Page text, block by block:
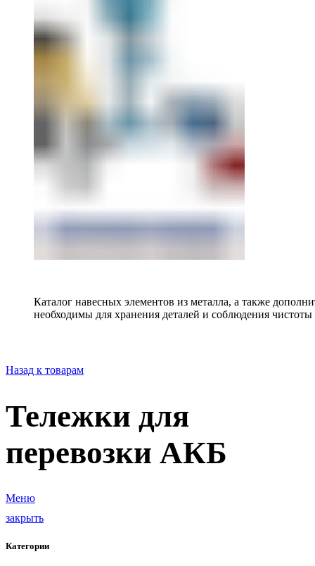
Каталог навесных элементов из металла, а также
необходимы для хранения деталей и соблюдения чистоты
Назад к товарам
Тележки для
перевозки АКБ
Меню
закрыть
Категории